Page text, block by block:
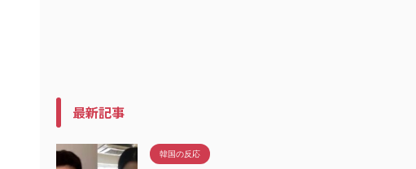
最新記事
韓国の反応